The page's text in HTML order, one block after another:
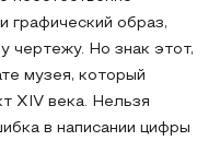
графический образ,
чертежу. Но знак этот,
музея, который
XIV века. Нельзя
в написании цифры